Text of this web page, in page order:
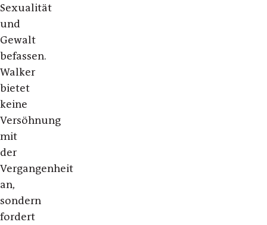
Sexualität
und
Gewalt
befassen.
Walker
bietet
keine
Versöhnung
mit
der
Vergangenheit
an,
sondern
fordert